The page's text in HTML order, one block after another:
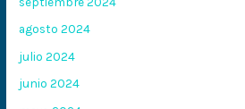
agosto 2024
julio 2024
junio 2024